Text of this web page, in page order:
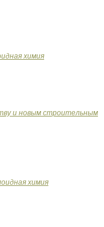
химия
и новым строительным
химия